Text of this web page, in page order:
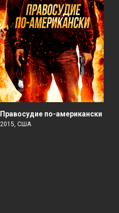
Правосудие по-американски
2015, США